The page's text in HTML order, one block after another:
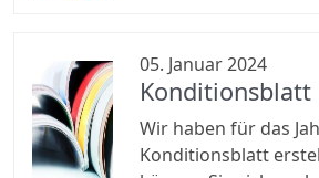
05. Januar 2024
Konditionsblatt
Wir haben für das
Konditionsblatt